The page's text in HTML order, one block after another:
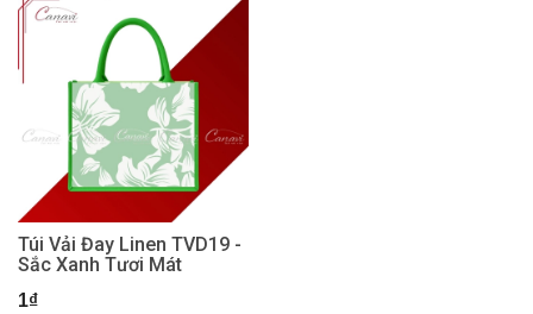
Túi Vải Đay Linen TVD19 -
Sắc Xanh Tươi Mát
1₫